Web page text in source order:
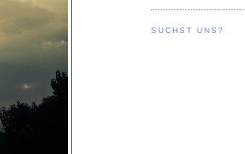
SUCHST UNS?